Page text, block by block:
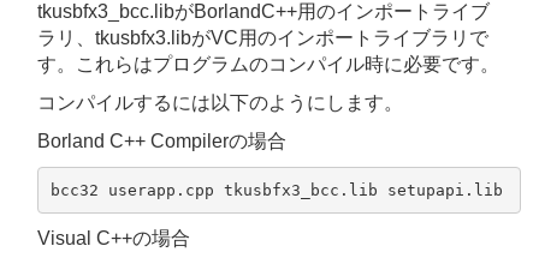
tkusbfx3_bcc.libがBorlandC++用のインポートライブ
ラリ、tkusbfx3.libがVC用のインポートライブラリで
す。これらはプログラムのコンパイル時に必要です。
コンパイルするには以下のようにします。
Borland C++ Compilerの場合
bcc32 userapp.cpp tkusbfx3_bcc.lib setupapi.lib
Visual C++の場合